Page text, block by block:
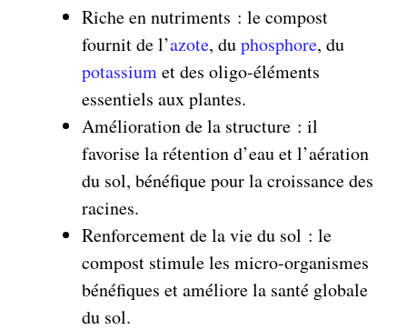
Riche en nutriments : le compost
fournit de l’azote, duphosphore, du
potassiumet des oligo-éléments
essentiels aux plantes.
Amélioration de la structure : il
favorise la rétention d’eau et l’aération
du sol, bénéfique pour la croissance des
racines.
Renforcement de la vie du sol : le
compost stimule les micro-organismes
bénéfiques et améliore la santé globale
du sol.